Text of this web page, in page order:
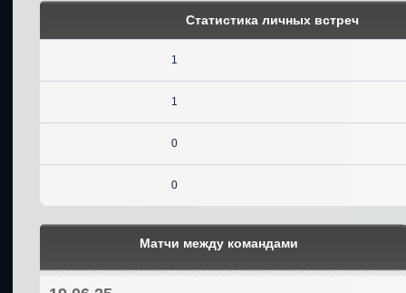
Статистика личных встреч
1
1
0
0
Матчи между командами